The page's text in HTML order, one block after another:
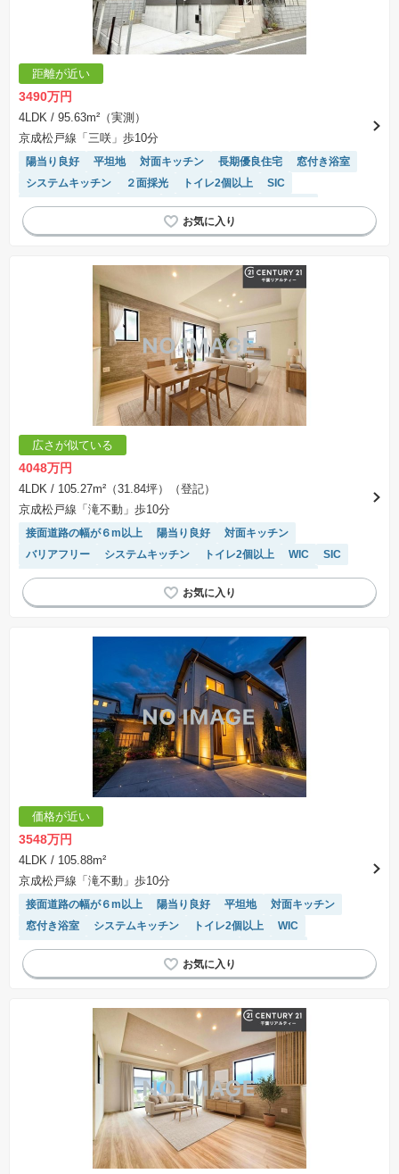
距離が近い
3490万円
4LDK / 95.63m²（実測）
京成松戸線「三咲」歩10分
陽当り良好 平坦地 対面キッチン 長期優良住宅
窓付き浴室
システムキッチン
２面採光 トイレ2個以上
SIC
モニター付きインターホン
閑静な住宅地
温水洗浄便座
浴室乾燥機
広さが似ている
4048万円
4LDK / 105.27m²（31.84坪）（登記）
京成松戸線「滝不動」歩10分
接面道路の幅が６m以上 陽当り良好
対面キッチン
バリアフリー
システムキッチン トイレ2個以上 WIC
SIC
モニター付きインターホン
閑静な住宅地
温水洗浄便座
浴室乾燥機
価格が近い
3548万円
4LDK / 105.88m²
京成松戸線「滝不動」歩10分
接面道路の幅が６m以上 陽当り良好 平坦地
対面キッチン
窓付き浴室
システムキッチン トイレ2個以上
WIC
モニター付きインターホン
温水洗浄便座 浴室乾燥機